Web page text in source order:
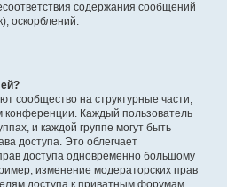
содержания сообщений
оскорблений.
сообщество на структурные части,
Каждый пользователь
и каждой группе могут быть
доступа. Это облегчает
доступа одновременно большому
изменение модераторских прав
доступа к приватным форумам.